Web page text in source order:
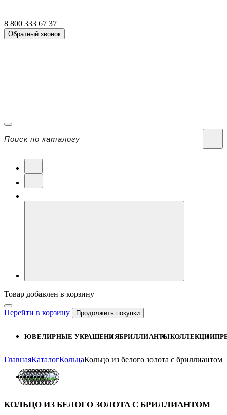
8 800 333 67 37
Обратный звонок
Товар добавлен в корзину
Перейти в корзину Продолжить покупки
ЮВЕЛИРНЫЕ УКРАШЕНИЯБРИЛЛИАНТЫКОЛЛЕКЦИИ
ГлавнаяКаталогКольцаКольцо из белого золота с бриллиантом
КОЛЬЦО ИЗ БЕЛОГО ЗОЛОТА С БРИЛЛИАНТОМ